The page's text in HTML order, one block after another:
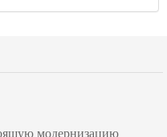
модернизацию